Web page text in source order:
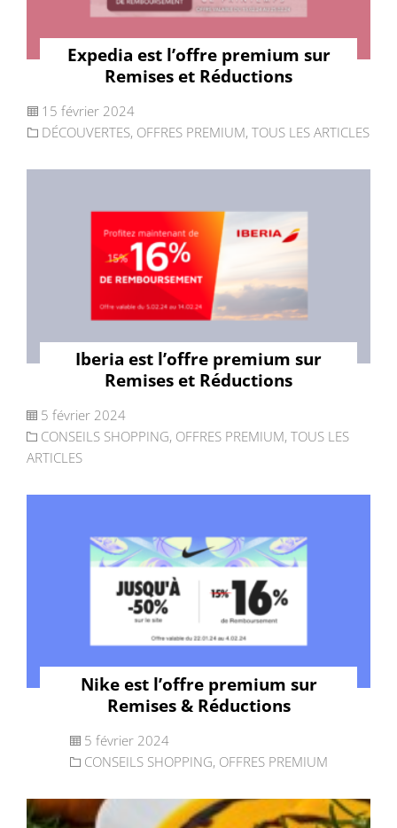
Expedia est l’offre premium sur
Remises et Réductions
15 février 2024
DÉCOUVERTES, OFFRES PREMIUM, TOUS LES ARTICLES
Iberia est l’offre premium sur
Remises et Réductions
5 février 2024
CONSEILS SHOPPING, OFFRES PREMIUM, TOUS LES
ARTICLES
Nike est l’offre premium sur
Remises & Réductions
5 février 2024
CONSEILS SHOPPING, OFFRES PREMIUM